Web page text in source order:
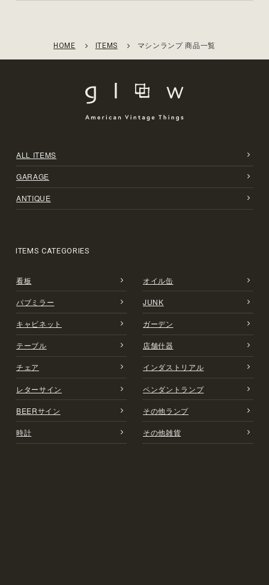
HOME ITEMS マシンランプ 商品一覧
ALL ITEMS
GARAGE
ANTIQUE
ITEMS CATEGORIES
看板
パブミラー
キャビネット
テーブル
チェア
レターサイン
BEERサイン
時計
オイル缶
JUNK
ガーデン
店舗什器
インダストリアル
ペンダントランプ
その他ランプ
その他雑貨